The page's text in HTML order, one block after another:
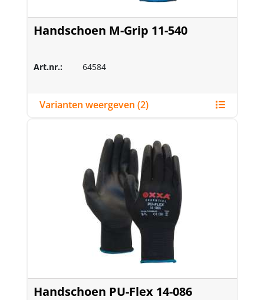
Handschoen M-Grip 11-540
Art.nr.: 64584
Varianten weergeven (2)
Handschoen PU-Flex 14-086